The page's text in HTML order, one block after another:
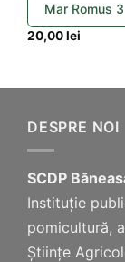
Mar Romus 3
20,00lei
DESPRE NOI
SCDP
Instituție
pomicultură,
Științe